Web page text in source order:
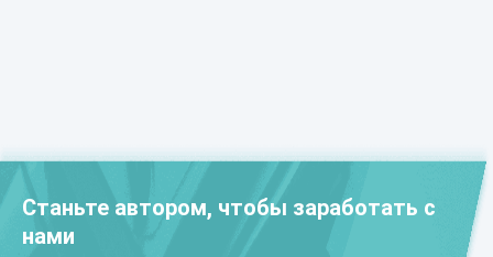
Станьте автором, чтобы заработать с
нами